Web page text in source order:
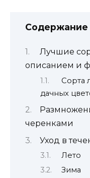
Содержание
Лучшие
описанием и
Сорта
дачных
черенками
Уход в
Лето
Зима